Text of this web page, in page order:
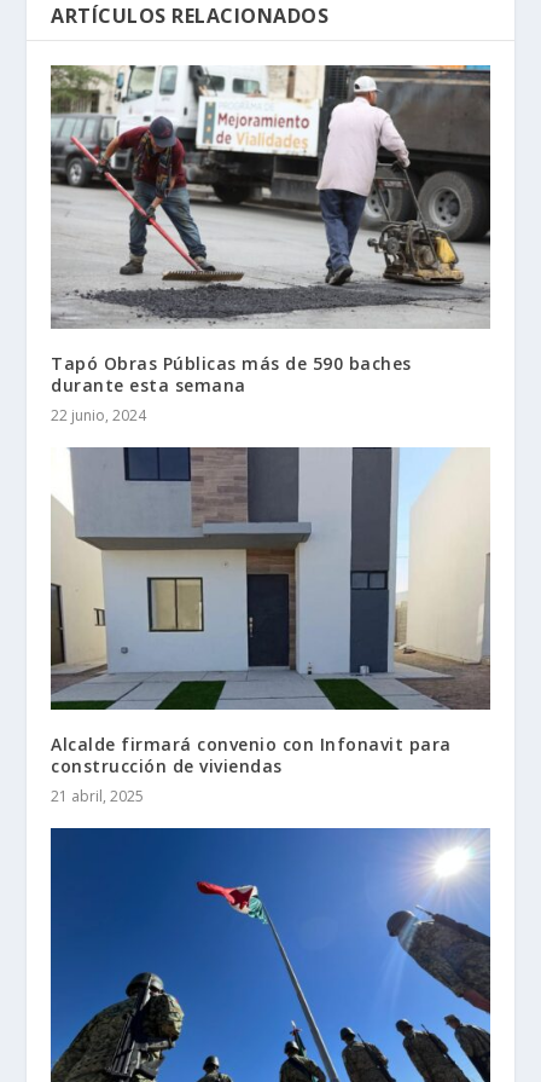
ARTÍCULOS RELACIONADOS
Tapó Obras Públicas más de 590 baches
durante esta semana
22 junio, 2024
Alcalde firmará convenio con Infonavit para
construcción de viviendas
21 abril, 2025